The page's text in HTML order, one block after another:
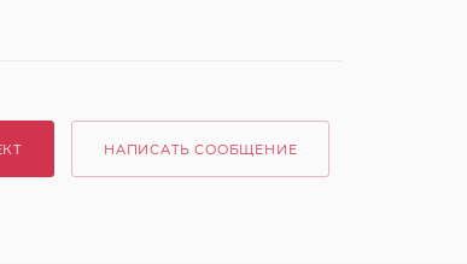
НАПИСАТЬ СООБЩЕНИЕ